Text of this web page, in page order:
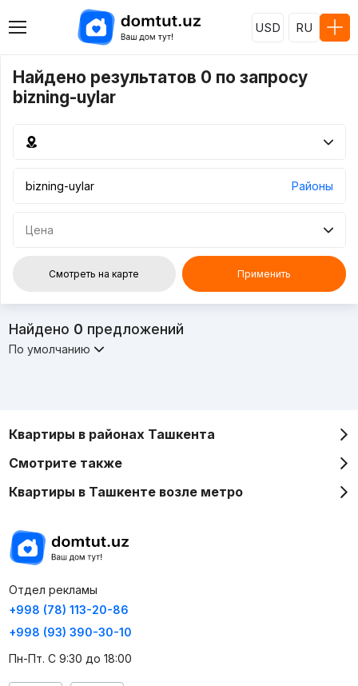
USD RU
Найдено результатов 0 по запросу
bizning-uylar
Районы
Цена
Смотреть на карте Применить
Найдено 0 предложений
По умолчанию
Квартиры в районах Ташкента
Смотрите также
Квартиры в Ташкенте возле метро
Отдел рекламы
+998 (78) 113-20-86
+998 (93) 390-30-10
Пн-Пт. С 9:30 до 18:00